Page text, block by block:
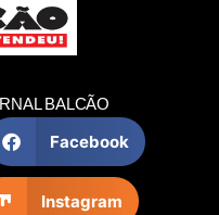
BALCÃO
Facebook
Instagram